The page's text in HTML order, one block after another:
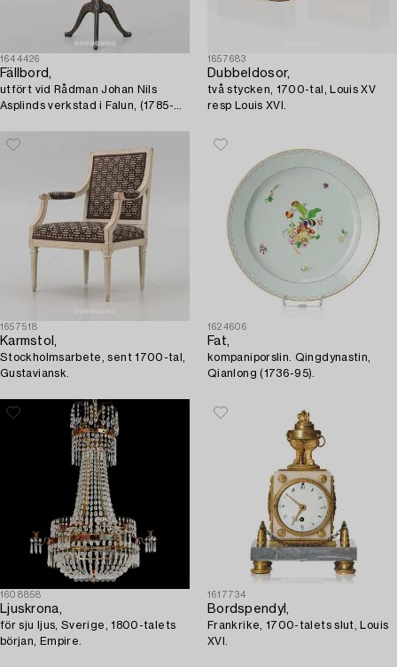
1644426
Fällbord,
utfört vid Rådman Johan Nils
Asplinds verkstad i Falun, (1785-
1657683
Dubbeldosor,
två stycken, 1700-tal, Louis XV
resp Louis XVI.
1657518
Karmstol,
Stockholmsarbete, sent 1700-tal,
Gustaviansk.
1624606
Fat,
kompaniporslin. Qingdynastin,
Qianlong (1736-95).
1608858
Ljuskrona,
för sju ljus, Sverige, 1800-talets
början, Empire.
1617734
Bordspendyl,
Frankrike, 1700-talets slut, Louis
XVI.